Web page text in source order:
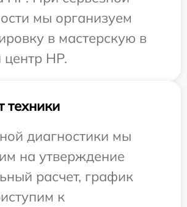
мы организуем
в мастерскую в
HP.
техники
диагностики мы
на утверждение
расчет, график
к